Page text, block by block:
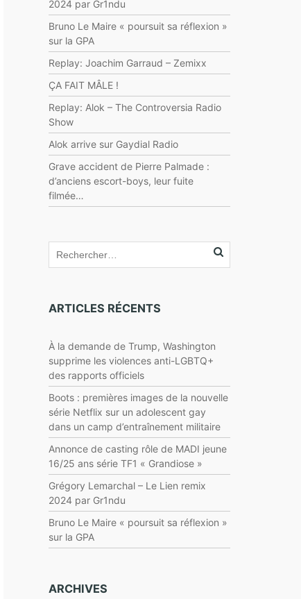
2024 par Gr1ndu
Bruno Le Maire « poursuit sa réflexion »
sur la GPA
Replay: Joachim Garraud – Zemixx
ÇA FAIT MÂLE !
Replay: Alok – The Controversia Radio
Show
Alok arrive sur Gaydial Radio
Grave accident de Pierre Palmade :
d’anciens escort-boys, leur fuite
filmée…
ARTICLES RÉCENTS
À la demande de Trump, Washington
supprime les violences anti-LGBTQ+
des rapports officiels
Boots : premières images de la nouvelle
série Netflix sur un adolescent gay
dans un camp d’entraînement militaire
Annonce de casting rôle de MADI jeune
16/25 ans série TF1 « Grandiose »
Grégory Lemarchal – Le Lien remix
2024 par Gr1ndu
Bruno Le Maire « poursuit sa réflexion »
sur la GPA
ARCHIVES